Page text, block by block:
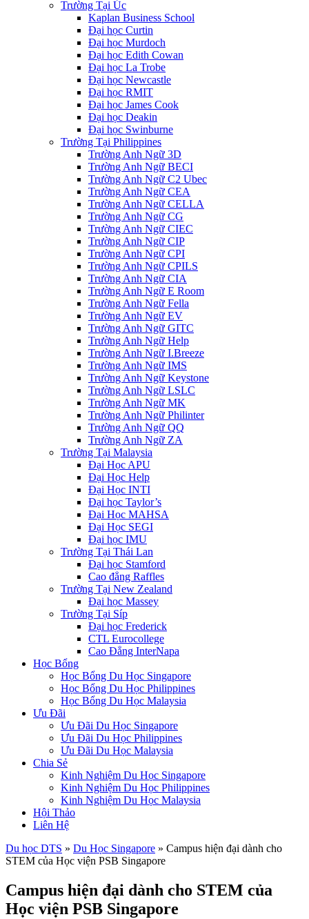
Trường Tại Úc
Kaplan Business School
Đại học Curtin
Đại học Murdoch
Đại học Edith Cowan
Đại học La Trobe
Đại học Newcastle
Đại học RMIT
Đại học James Cook
Đại học Deakin
Đại học Swinburne
Trường Tại Philippines
Trường Anh Ngữ 3D
Trường Anh Ngữ BECI
Trường Anh Ngữ C2 Ubec
Trường Anh Ngữ CEA
Trường Anh Ngữ CELLA
Trường Anh Ngữ CG
Trường Anh Ngữ CIEC
Trường Anh Ngữ CIP
Trường Anh Ngữ CPI
Trường Anh Ngữ CPILS
Trường Anh Ngữ CIA
Trường Anh Ngữ E Room
Trường Anh Ngữ Fella
Trường Anh Ngữ EV
Trường Anh Ngữ GITC
Trường Anh Ngữ Help
Trường Anh Ngữ I.Breeze
Trường Anh Ngữ IMS
Trường Anh Ngữ Keystone
Trường Anh Ngữ LSLC
Trường Anh Ngữ MK
Trường Anh Ngữ Philinter
Trường Anh Ngữ QQ
Trường Anh Ngữ ZA
Trường Tại Malaysia
Đại Học APU
Đại Học Help
Đại Học INTI
Đại học Taylor’s
Đại Học MAHSA
Đại Học SEGI
Đại học IMU
Trường Tại Thái Lan
Đại học Stamford
Cao đẳng Raffles
Trường Tại New Zealand
Đại học Massey
Trường Tại Síp
Đại học Frederick
CTL Eurocollege
Cao Đẳng InterNapa
Học Bổng
Học Bổng Du Học Singapore
Học Bổng Du Học Philippines
Học Bổng Du Học Malaysia
Ưu Đãi
Ưu Đãi Du Học Singapore
Ưu Đãi Du Học Philippines
Ưu Đãi Du Học Malaysia
Chia Sẻ
Kinh Nghiệm Du Học Singapore
Kinh Nghiệm Du Học Philippines
Kinh Nghiệm Du Học Malaysia
Hội Thảo
Liên Hệ
Du học DTS » Du Học Singapore » Campus hiện đại dành cho
STEM của Học viện PSB Singapore
Campus hiện đại dành cho STEM của
Học viện PSB Singapore